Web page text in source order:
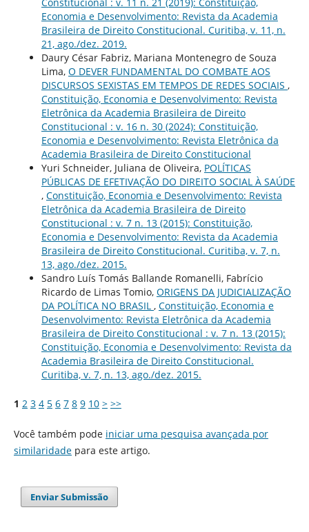
Economia e Desenvolvimento: Revista da Academia
Brasileira de Direito Constitucional. Curitiba, v. 11, n.
21, ago./dez. 2019.
Daury César Fabriz, Mariana Montenegro de Souza
Lima, O DEVER FUNDAMENTAL DO COMBATE AOS
DISCURSOS SEXISTAS EM TEMPOS DE REDES SOCIAIS ,
Constituição, Economia e Desenvolvimento: Revista
Eletrônica da Academia Brasileira de Direito
Constitucional : v. 16 n. 30 (2024): Constituição,
Economia e Desenvolvimento: Revista Eletrônica da
Academia Brasileira de Direito Constitucional
Yuri Schneider, Juliana de Oliveira, POLÍTICAS
PÚBLICAS DE EFETIVAÇÃO DO DIREITO SOCIAL À SAÚDE
, Constituição, Economia e Desenvolvimento: Revista
Eletrônica da Academia Brasileira de Direito
Constitucional : v. 7 n. 13 (2015): Constituição,
Economia e Desenvolvimento: Revista da Academia
Brasileira de Direito Constitucional. Curitiba, v. 7, n.
13, ago./dez. 2015.
Sandro Luís Tomás Ballande Romanelli, Fabrício
Ricardo de Limas Tomio, ORIGENS DA JUDICIALIZAÇÃO
DA POLÍTICA NO BRASIL , Constituição, Economia e
Desenvolvimento: Revista Eletrônica da Academia
Brasileira de Direito Constitucional : v. 7 n. 13 (2015):
Constituição, Economia e Desenvolvimento: Revista da
Academia Brasileira de Direito Constitucional.
Curitiba, v. 7, n. 13, ago./dez. 2015.
1 2 3 4 5 6 7 8 9 10 > >>
Você também pode iniciar uma pesquisa avançada por
similaridadepara este artigo.
Enviar Submissão